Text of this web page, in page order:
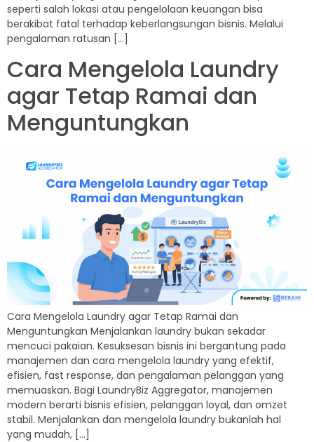
seperti salah lokasi atau pengelolaan keuangan bisa
berakibat fatal terhadap keberlangsungan bisnis. Melalui
pengalaman ratusan […]
Cara Mengelola Laundry
agar Tetap Ramai dan
Menguntungkan
Cara Mengelola Laundry agar Tetap Ramai dan
Menguntungkan Menjalankan laundry bukan sekadar
mencuci pakaian. Kesuksesan bisnis ini bergantung pada
manajemen dan cara mengelola laundry yang efektif,
efisien, fast response, dan pengalaman pelanggan yang
memuaskan. Bagi LaundryBiz Aggregator, manajemen
modern berarti bisnis efisien, pelanggan loyal, dan omzet
stabil. Menjalankan dan mengelola laundry bukanlah hal
yang mudah, […]